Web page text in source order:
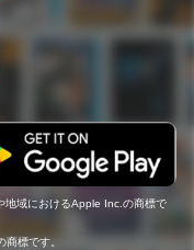
地域におけるApple Inc.の商標で
標です。